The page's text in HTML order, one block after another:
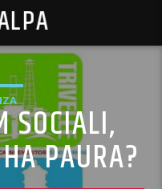
SOCIALI,
PAURA?